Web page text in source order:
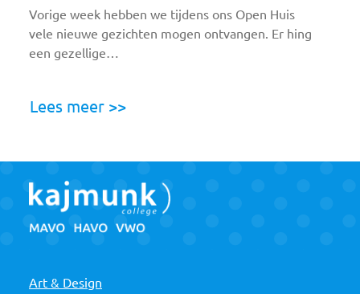
Vorige week hebben we tijdens ons Open Huis
vele nieuwe gezichten mogen ontvangen. Er hing
een gezellige…
Lees meer >>
Art & Design